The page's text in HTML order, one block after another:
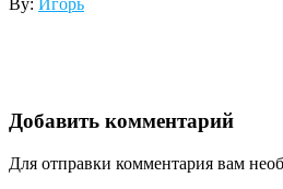
By: Игорь
Добавить комментарий
Для отправки комментария вам